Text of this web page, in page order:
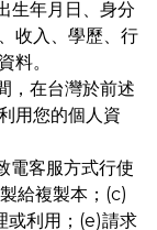
生年月日、身分
收入、學歷、行
料。
，在台灣於前述
用您的個人資
電客服方式行使
給複製本；(c)
或利用；(e)請求